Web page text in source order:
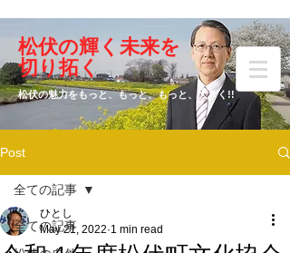
​増田 ひとし
​松伏の輝く未来を
切り拓く
松伏の魅力をもっと、もっと、もっと、大きく!!
元松伏町議会議員
Post
全ての記事
全ての記事
ひとし
May 21, 2022 1 min read